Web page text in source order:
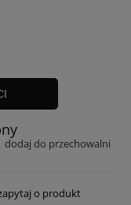
dodaj do przechowalni
o produkt